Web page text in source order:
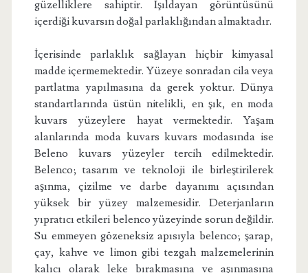
güzelliklere sahiptir. Işıldayan görüntüsünü
içerdiği kuvarsın doğal parlaklığından almaktadır.
İçerisinde parlaklık sağlayan hiçbir kimyasal
madde içermemektedir. Yüzeye sonradan cila veya
partlatma yapılmasına da gerek yoktur. Dünya
standartlarında üstün nitelikli, en şık, en moda
kuvars yüzeylere hayat vermektedir. Yaşam
alanlarında moda kuvars kuvars modasında ise
Beleno kuvars yüzeyler tercih edilmektedir.
Belenco; tasarım ve teknoloji ile birleştirilerek
aşınma, çizilme ve darbe dayanımı açısından
yüksek bir yüzey malzemesidir. Deterjanların
yıpratıcı etkileri belenco yüzeyinde sorun değildir.
Su emmeyen gözeneksiz apısıyla belenco; şarap,
çay, kahve ve limon gibi tezgah malzemelerinin
kalıcı olarak leke bırakmasına ve aşınmasına